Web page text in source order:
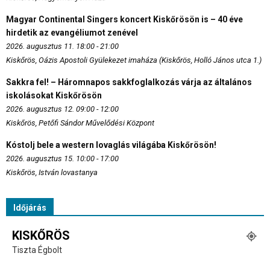
Magyar Continental Singers koncert Kiskőrösön is – 40 éve
hirdetik az evangéliumot zenével
2026. augusztus 11. 18:00 - 21:00
Kiskőrös, Oázis Apostoli Gyülekezet imaháza (Kiskőrös, Holló János utca 1.)
Sakkra fel! – Háromnapos sakkfoglalkozás várja az általános
iskolásokat Kiskőrösön
2026. augusztus 12. 09:00 - 12:00
Kiskőrös, Petőfi Sándor Művelődési Központ
Kóstolj bele a western lovaglás világába Kiskőrösön!
2026. augusztus 15. 10:00 - 17:00
Kiskőrös, István lovastanya
Időjárás
KISKŐRÖS
Tiszta Égbolt